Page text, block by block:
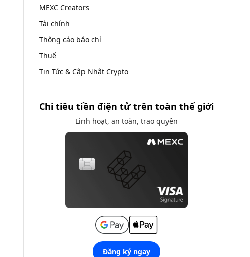
MEXC Creators
Tài chính
Thông cáo báo chí
Thuế
Tin Tức & Cập Nhật Crypto
Chi tiêu tiền điện tử trên toàn thế giới
Linh hoạt, an toàn, trao quyền
Đăng ký ngay